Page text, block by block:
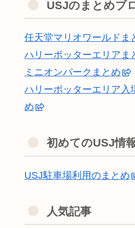
USJのまとめブ
任天堂マリオワールドま
ハリーポッターエリアま
ミニオンパークまとめ
ハリーポッターエリア入
め
初めてのUSJ情
USJ駐車場利用のまとめ
人気記事